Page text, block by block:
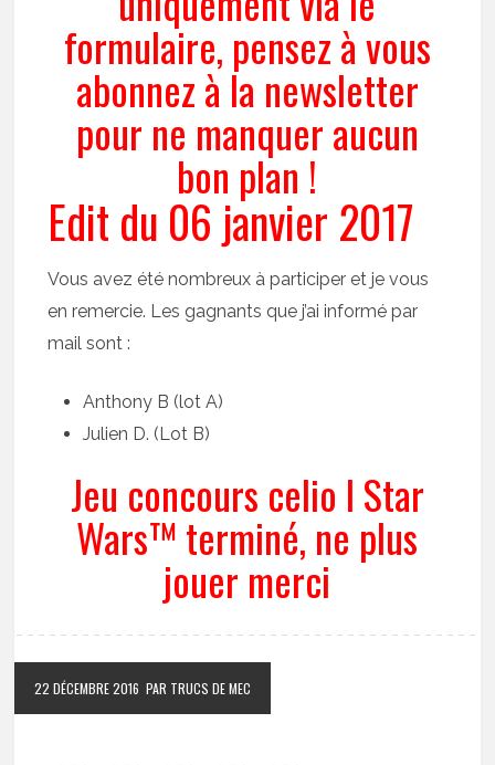
formulaire, pensez à vous
abonnez à la newsletter
pour ne manquer aucun
bon plan !
Edit du 06 janvier 2017
Vous avez été nombreux à participer et je vous
en remercie. Les gagnants que j’ai informé par
mail sont :
Anthony B (lot A)
Julien D. (Lot B)
Jeu concours celio I Star
Wars™ terminé, ne plus
jouer merci
22 DÉCEMBRE 2016 PAR TRUCS DE MEC